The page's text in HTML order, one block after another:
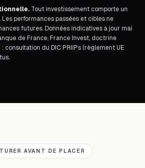
Tout investissement comporte un
performances passées et cibles ne
futures. Données indicatives à jour mai
de France, France Invest, doctrine
consultation du DIC PRIIPs (règlement UE
AVANT DE PLACER